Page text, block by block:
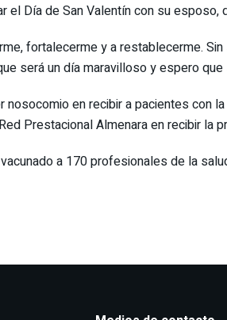
Día de San Valentín con su esposo,
fortalecerme y a restablecerme.
será un día maravilloso y espero
en recibir a pacientes con
Prestacional Almenara en recibir la
a 170 profesionales de la